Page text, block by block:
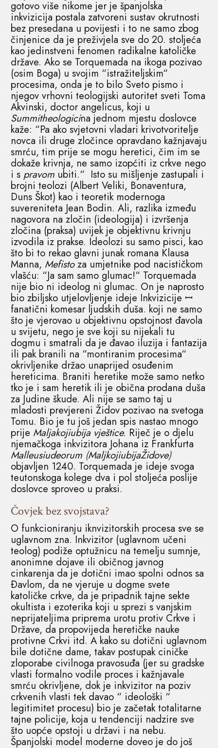
gotovo više nikome jer je španjolska
inkvizicija postala zatvoreni sustav okrutnosti
bez presedana u povijesti i to ne samo zbog
činjenice da je preživjela sve do 20. stoljeća
kao jedinstveni fenomen radikalne katoličke
države. Ako se Torquemada na ikoga pozivao
(osim Boga) u svojim “istražiteljskim“
procesima, onda je to bilo Sveto pismo i
njegov vrhovni teologijski autoritet sveti Toma
Akvinski, doctor angelicus, koji u
Summitheologicina jednom mjestu doslovce
kaže: “Pa ako svjetovni vladari krivotvoritelje
novca ili druge zločince opravdano kažnjavaju
smrću, tim prije se mogu heretici, čim im se
dokaže krivnja, ne samo izopćiti iz crkve nego
i s pravom ubiti.“ Isto su mišljenje zastupali i
brojni teolozi (Albert Veliki, Bonaventura,
Duns Škot) kao i teoretik modernoga
suvereniteta Jean Bodin. Ali, razlika između
nagovora na zločin (ideologija) i izvršenja
zločina (praksa) uvijek je objektivnu krivnju
izvodila iz prakse. Ideolozi su samo pisci, kao
što bi to rekao glavni junak romana Klausa
Manna, Mefistoza umjetnike pod nacističkom
vlašću: “Ja sam samo glumac!“ Torquemada
nije bio ni ideolog ni glumac. On je naprosto
bio zbiljsko utjelovljenje ideje Inkvizicije ꟷ
fanatični komesar ljudskih duša. koji ne samo
što je vjerovao u objektivnu opstojnost đavola
u svijetu, nego je sve koji su nijekali tu
dogmu i smatrali da je đavao iluzija i fantazija
ili pak branili na “montiranim procesima“
okrivljenike držao unaprijed osuđenim
hereticima. Braniti heretike može samo netko
tko je i sam heretik ili je obična prodana duša
za Judine škude. Ali nije se samo taj u
mladosti prevjereni Židov pozivao na svetoga
Tomu. Bio je tu još jedan spis nastao mnogo
prije Maljakojiubija vještice. Riječ je o djelu
njemačkoga inkvizitora Johana iz Frankfurta
Malleusiudeorum (MaljkojiubijaŽidove)
objavljen 1240. Torquemada je ideje svoga
teutonskoga kolege dva i pol stoljeća poslije
doslovce sproveo u praksi.
Čovjek bez svojstava?
O funkcioniranju iknvizitorskih procesa sve se
uglavnom zna. Inkvizitor (uglavnom učeni
teolog) podiže optužnicu na temelju sumnje,
anonimne dojave ili običnog javnog
cinkarenja da je dotični imao spolni odnos sa
Ðavlom, da ne vjeruje u dogme svete
katoličke crkve, da je pripadnik tajne sekte
okultista i ezoterika koji u sprezi s vanjskim
neprijateljima priprema urotu protiv Crkve i
Države, da propovijeda heretičke nauke
protivne Crkvi itd. A kako su dotični uglavnom
bile dotične dame, takav postupak ciničke
zloporabe civilnoga pravosuđa (jer su gradske
vlasti formalno vodile proces i kažnjavale
smrću okrivljene, dok je inkvizitor na poziv
crkvenih vlasti tek davao “ ideološki “
legitimitet procesu) bio je začetak totalitarne
tajne policije, koja u tendenciji nadzire sve
što uopće opstoji u državi i na nebu.
Španjolski model moderne doveo je do još